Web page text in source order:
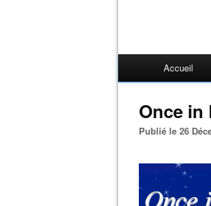
Accueil
Once in
Publié le 26